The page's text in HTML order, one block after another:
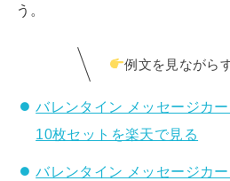
う。
例文を見ながら
バレンタイン メッセージカ
10枚セットを楽天で見る
バレンタイン メッセージカ